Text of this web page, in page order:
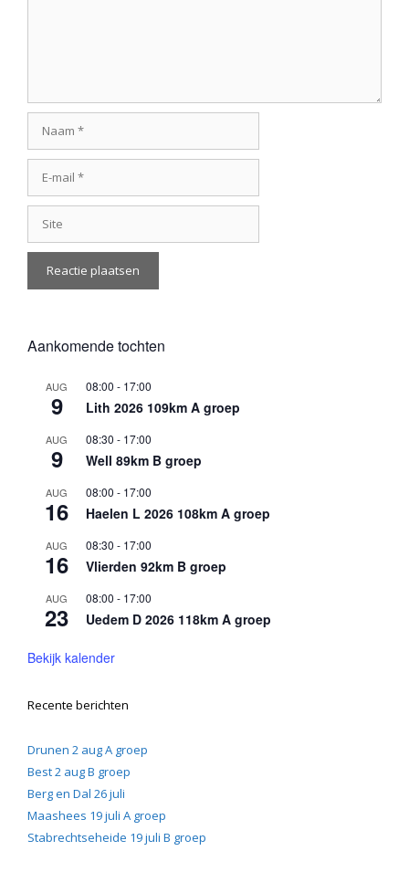
mail
Aankomende tochten
AUG
9
08:00 - 17:00
Lith 2026 109km A groep
AUG
9
08:30 - 17:00
Well 89km B groep
AUG
16
08:00 - 17:00
Haelen L 2026 108km A groep
AUG
16
08:30 - 17:00
Vlierden 92km B groep
AUG
23
08:00 - 17:00
Uedem D 2026 118km A groep
Bekijk kalender
Recente berichten
Drunen 2 aug A groep
Best 2 aug B groep
Berg en Dal 26 juli
Maashees 19 juli A groep
Stabrechtseheide 19 juli B groep